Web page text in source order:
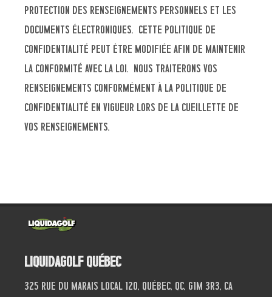
protection des renseignements personnels et les
documents électroniques. Cette politique de
confidentialité peut être modifiée afin de maintenir
la conformité avec la loi. Nous traiterons vos
renseignements conformément à la politique de
confidentialité en vigueur lors de la cueillette de
vos renseignements.
Liquidagolf Québec
325 Rue du Marais local 120, Québec, QC, G1M 3R3, CA